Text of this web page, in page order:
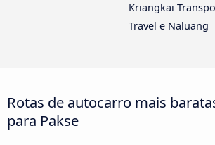
Kriangkai
Travel e Naluang
Rotas de autocarro mais
para Pakse